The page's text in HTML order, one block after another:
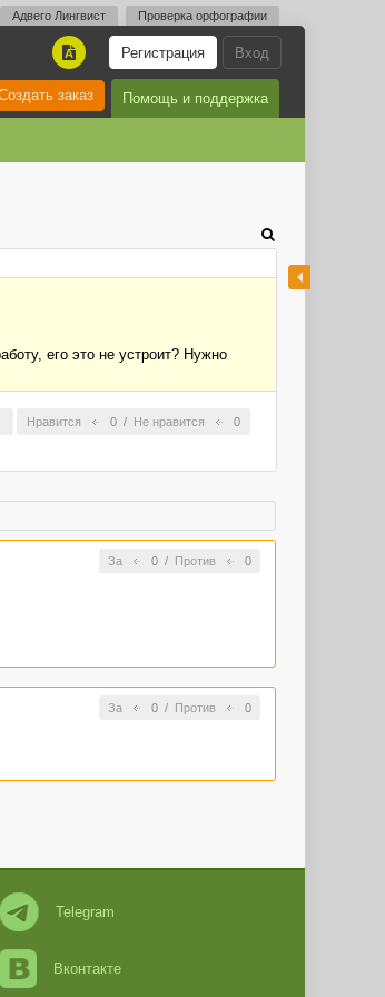
Адвего Лингвист Проверка орфографии
Вход
Регистрация
A
Помощь и поддержка
заказ
его это не устроит? Нужно
Нравится 0 / Не нравится 0
За 0/ Против 0
За 0/ Против 0
Telegram
Вконтакте